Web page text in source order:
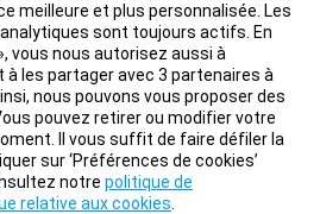
meilleure et plus personnalisée. Les
sont toujours actifs. En
vous nous autorisez aussi à
les partager avec 3 partenaires à
nous pouvons vous proposer des
pouvez retirer ou modifier votre
Il vous suffit de faire défiler la
sur ‘Préférences de cookies’
notre politique de
relative aux cookies